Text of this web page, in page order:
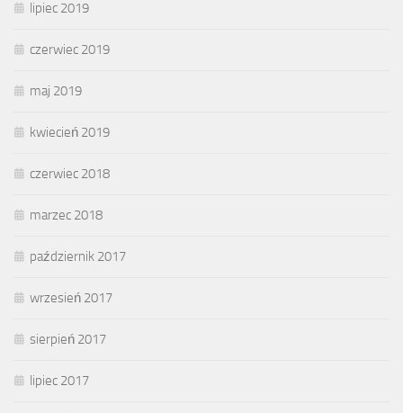
lipiec 2019
czerwiec 2019
maj 2019
kwiecień 2019
czerwiec 2018
marzec 2018
październik 2017
wrzesień 2017
sierpień 2017
lipiec 2017